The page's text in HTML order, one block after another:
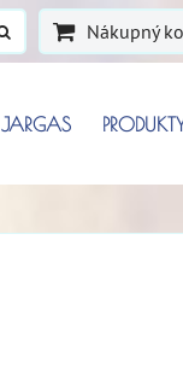
Nákupný
JARGAS